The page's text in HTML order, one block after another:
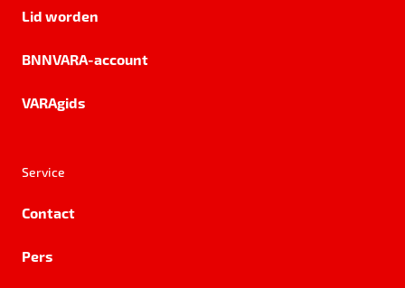
Lid worden
BNNVARA-account
VARAgids
Service
Contact
Pers